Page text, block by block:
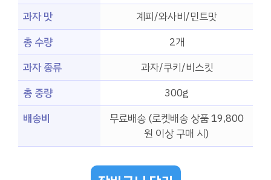
과자 맛
계피/와사비/민트맛
총 수량
2개
과자 종류
과자/쿠키/비스킷
총 중량
300g
배송비
무료배송 (로켓배송 상품 19,800
원 이상 구매 시)